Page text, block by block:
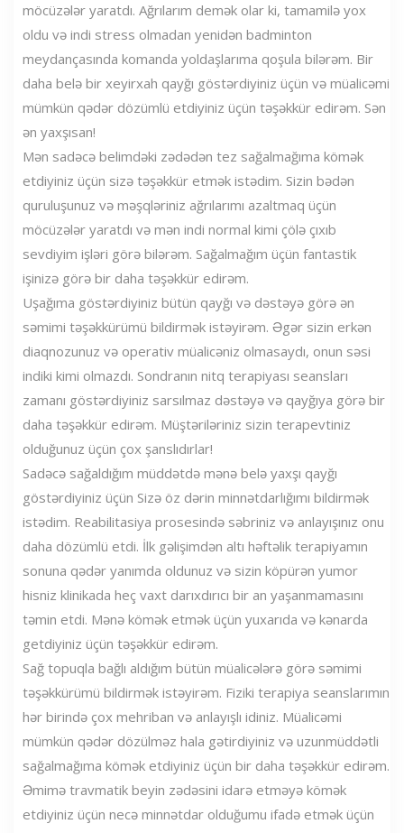
möcüzələr yaratdı. Ağrılarım demək olar ki, tamamilə yox
oldu və indi stress olmadan yenidən badminton
meydançasında komanda yoldaşlarıma qoşula bilərəm. Bir
daha belə bir xeyirxah qayğı göstərdiyiniz üçün və müalicəmi
mümkün qədər dözümlü etdiyiniz üçün təşəkkür edirəm. Sən
ən yaxşısan!
Mən sadəcə belimdəki zədədən tez sağalmağıma kömək
etdiyiniz üçün sizə təşəkkür etmək istədim. Sizin bədən
quruluşunuz və məşqləriniz ağrılarımı azaltmaq üçün
möcüzələr yaratdı və mən indi normal kimi çölə çıxıb
sevdiyim işləri görə bilərəm. Sağalmağım üçün fantastik
işinizə görə bir daha təşəkkür edirəm.
Uşağıma göstərdiyiniz bütün qayğı və dəstəyə görə ən
səmimi təşəkkürümü bildirmək istəyirəm. Əgər sizin erkən
diaqnozunuz və operativ müalicəniz olmasaydı, onun səsi
indiki kimi olmazdı. Sondranın nitq terapiyası seansları
zamanı göstərdiyiniz sarsılmaz dəstəyə və qayğıya görə bir
daha təşəkkür edirəm. Müştəriləriniz sizin terapevtiniz
olduğunuz üçün çox şanslıdırlar!
Sadəcə sağaldığım müddətdə mənə belə yaxşı qayğı
göstərdiyiniz üçün Sizə öz dərin minnətdarlığımı bildirmək
istədim. Reabilitasiya prosesində səbriniz və anlayışınız onu
daha dözümlü etdi. İlk gəlişimdən altı həftəlik terapiyamın
sonuna qədər yanımda oldunuz və sizin köpürən yumor
hisniz klinikada heç vaxt darıxdırıcı bir an yaşanmamasını
təmin etdi. Mənə kömək etmək üçün yuxarıda və kənarda
getdiyiniz üçün təşəkkür edirəm.
Sağ topuqla bağlı aldığım bütün müalicələrə görə səmimi
təşəkkürümü bildirmək istəyirəm. Fiziki terapiya seanslarımın
hər birində çox mehriban və anlayışlı idiniz. Müalicəmi
mümkün qədər dözülməz hala gətirdiyiniz və uzunmüddətli
sağalmağıma kömək etdiyiniz üçün bir daha təşəkkür edirəm.
Əmimə travmatik beyin zədəsini idarə etməyə kömək
etdiyiniz üçün necə minnətdar olduğumu ifadə etmək üçün